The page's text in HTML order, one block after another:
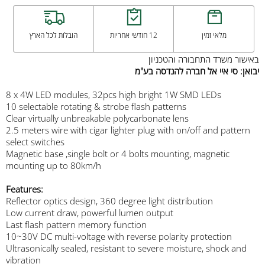
מלאי זמין 12 חודשי אחריות הובלות לכל הארץ
באישור משרד התחבורה והטכניון
יבואן: סי איי אל חברה להנדסה בע"מ
8 x 4W LED modules, 32pcs high bright 1W SMD LEDs
10 selectable rotating & strobe flash patterns
Clear virtually unbreakable polycarbonate lens
2.5 meters wire with cigar lighter plug with on/off and pattern
select switches
Magnetic base ,single bolt or 4 bolts mounting, magnetic
mounting up to 80km/h
Features:
Reflector optics design, 360 degree light distribution
Low current draw, powerful lumen output
Last flash pattern memory function
10~30V DC multi-voltage with reverse polarity protection
Ultrasonically sealed, resistant to severe moisture, shock and
vibration